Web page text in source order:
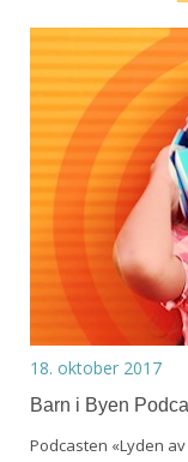
18. oktober 2017
Barn i Byen
Podcasten «Lyden